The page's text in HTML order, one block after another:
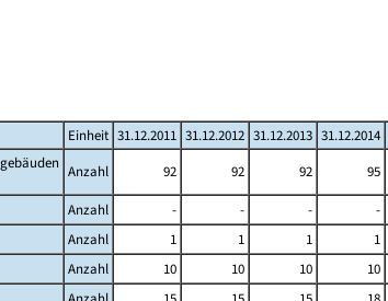
Einheit 31.12.2011 31.12.2012 31.12.2013 31.12.2014
Anzahl 92 92 92 95
Anzahl - - - -
Anzahl 1 1 1 1
Anzahl 10 10 10 10